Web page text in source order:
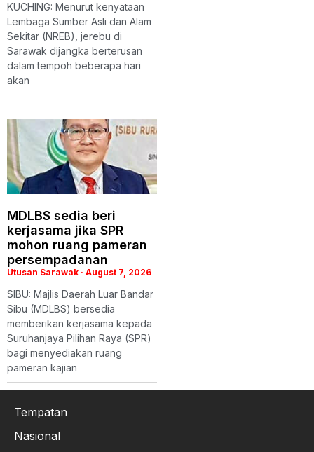
KUCHING: Menurut kenyataan
Lembaga Sumber Asli dan Alam
Sekitar (NREB), jerebu di
Sarawak dijangka berterusan
dalam tempoh beberapa hari
akan
MDLBS sedia beri
kerjasama jika SPR
mohon ruang pameran
persempadanan
Utusan Sarawak August 7, 2026
SIBU: Majlis Daerah Luar Bandar
Sibu (MDLBS) bersedia
memberikan kerjasama kepada
Suruhanjaya Pilihan Raya (SPR)
bagi menyediakan ruang
pameran kajian
Tempatan
Nasional